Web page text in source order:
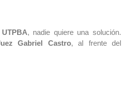
UTPBA, nadie quiere una solución.
Gabriel Castro, al frente del